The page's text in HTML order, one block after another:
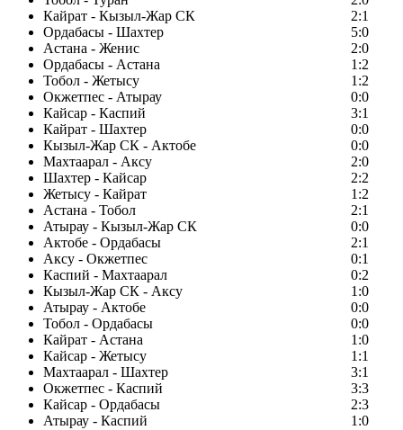
Кайрат - Кызыл-Жар СК
2:1
Ордабасы - Шахтер
5:0
Астана - Женис
2:0
Ордабасы - Астана
1:2
Тобол - Жетысу
1:2
Окжетпес - Атырау
0:0
Кайсар - Каспий
3:1
Кайрат - Шахтер
0:0
Кызыл-Жар СК - Актобе
0:0
Махтаарал - Аксу
2:0
Шахтер - Кайсар
2:2
Жетысу - Кайрат
1:2
Астана - Тобол
2:1
Атырау - Кызыл-Жар СК
0:0
Актобе - Ордабасы
2:1
Аксу - Окжетпес
0:1
Каспий - Махтаарал
0:2
Кызыл-Жар СК - Аксу
1:0
Атырау - Актобе
0:0
Тобол - Ордабасы
0:0
Кайрат - Астана
1:0
Кайсар - Жетысу
1:1
Махтаарал - Шахтер
3:1
Окжетпес - Каспий
3:3
Кайсар - Ордабасы
2:3
Атырау - Каспий
1:0